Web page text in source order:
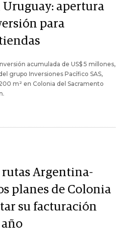
Uruguay: apertura
para
acumulada de US$ 5 millones,
grupo Inversiones Pacífico SAS,
m² en Colonia del Sacramento
rutas Argentina-
planes de Colonia
su facturación